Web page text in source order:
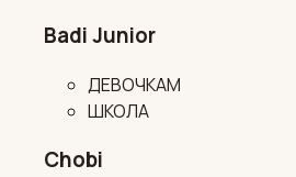
Badi Junior
ДЕВОЧКАМ
ШКОЛА
Chobi